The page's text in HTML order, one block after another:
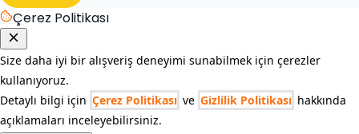
Çerez Politikası
Size daha iyi bir alışveriş deneyimi sunabilmek için çerezler
kullanıyoruz.
Detaylı bilgi için Çerez Politikası ve Gizlilik Politikası hakkında
açıklamaları inceleyebilirsiniz.